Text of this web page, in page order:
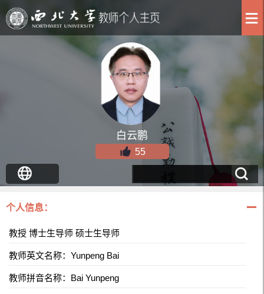
白云鹏
55
个人信息：
教授 博士生导师 硕士生导师
教师英文名称：Yunpeng Bai
教师拼音名称：Bai Yunpeng